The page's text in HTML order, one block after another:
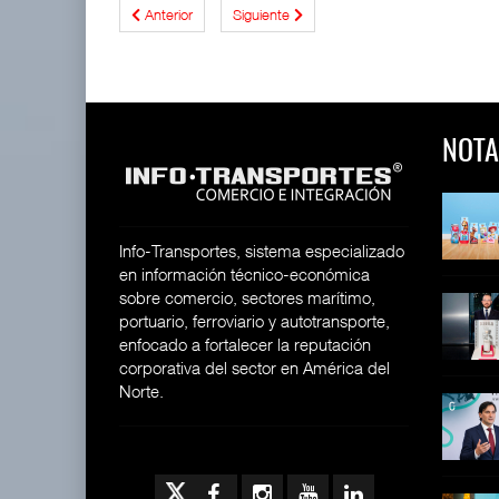
Anterior Siguiente
Info-Transportes, sistema especializado
en información técnico-económica
sobre comercio, sectores marítimo,
portuario, ferroviario y autotransporte,
enfocado a fortalecer la reputación
corporativa del sector en América del
Norte.
Lala Yomi® y Toy Story
Industria tequilera presenta
l
28 JUL 2026
Toyota GR Yaris Aero
MG GO! y MG Cyber
Concept: Los
21 JUL 2026